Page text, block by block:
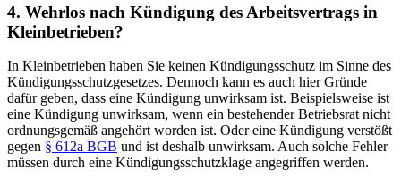
4. Wehrlos nach Kündigung des Arbeitsvertrags in
Kleinbetrieben?
In Kleinbetrieben haben Sie keinen Kündigungsschutz im Sinne des
Kündigungsschutzgesetzes. Dennoch kann es auch hier Gründe
dafür geben, dass eine Kündigung unwirksam ist. Beispielsweise ist
eine Kündigung unwirksam, wenn ein bestehender Betriebsrat nicht
ordnungsgemäß angehört worden ist. Oder eine Kündigung verstößt
gegen § 612a BGB und ist deshalb unwirksam. Auch solche Fehler
müssen durch eine Kündigungsschutzklage angegriffen werden.